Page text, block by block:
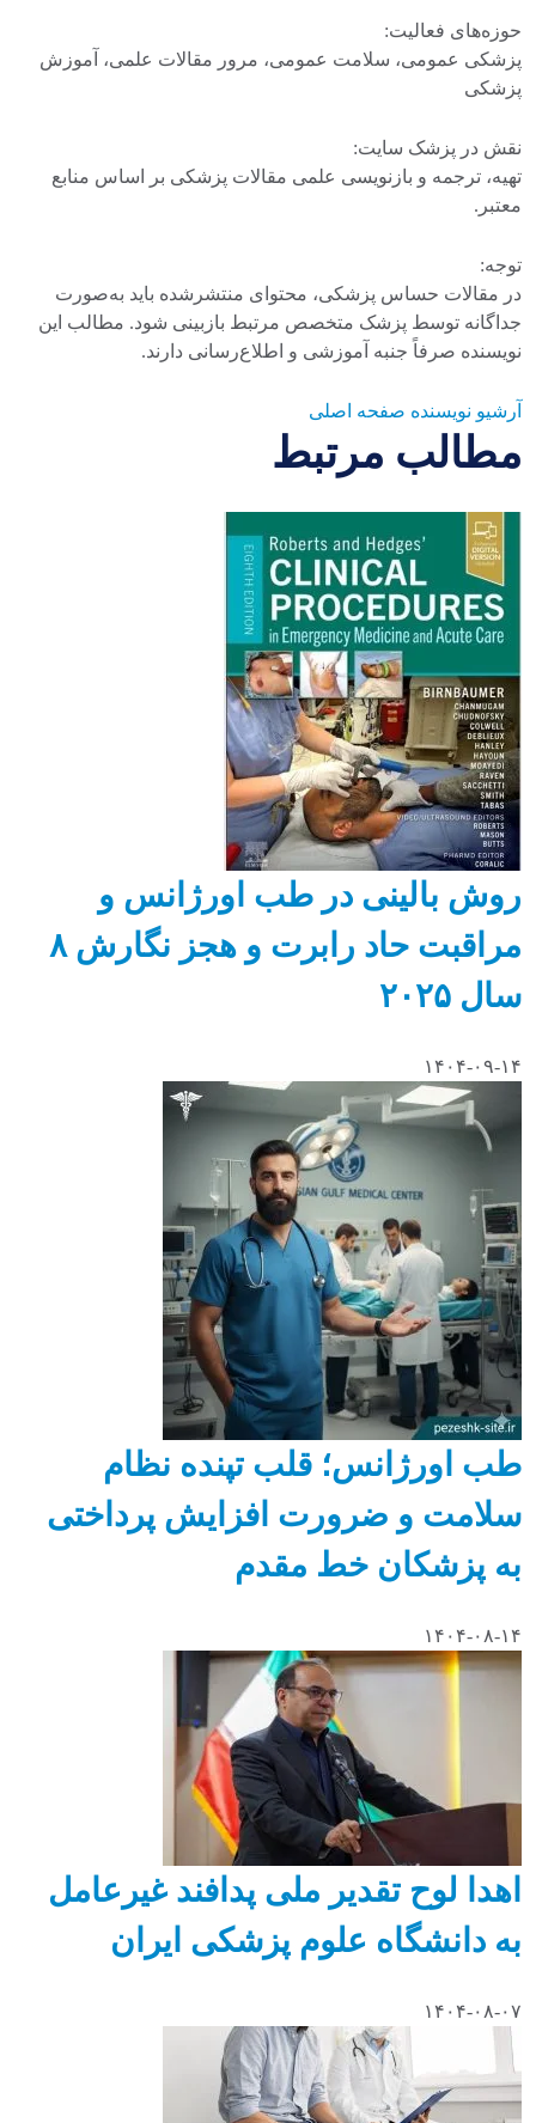
حوزه‌های فعالیت:
پزشکی عمومی، سلامت عمومی، مرور مقالات علمی، آموزش
پزشکی
نقش در پزشک سایت:
تهیه، ترجمه و بازنویسی علمی مقالات پزشکی بر اساس منابع
معتبر.
توجه:
در مقالات حساس پزشکی، محتوای منتشرشده باید به‌صورت
جداگانه توسط پزشک متخصص مرتبط بازبینی شود. مطالب این
نویسنده صرفاً جنبه آموزشی و اطلاع‌رسانی دارند.
آرشیو نویسنده صفحه اصلی
مطالب مرتبط
روش بالینی در طب اورژانس و
مراقبت حاد رابرت و هجز نگارش ۸
سال ۲۰۲۵
۱۴۰۴-۰۹-۱۴
طب اورژانس؛ قلب تپنده نظام
سلامت و ضرورت افزایش پرداختی
به پزشکان خط مقدم
۱۴۰۴-۰۸-۱۴
اهدا لوح تقدیر ملی پدافند غیرعامل
به دانشگاه علوم پزشکی ایران
۱۴۰۴-۰۸-۰۷